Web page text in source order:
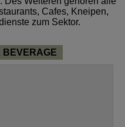
Cafes, Kneipen,
zum Sektor.
BEVERAGE